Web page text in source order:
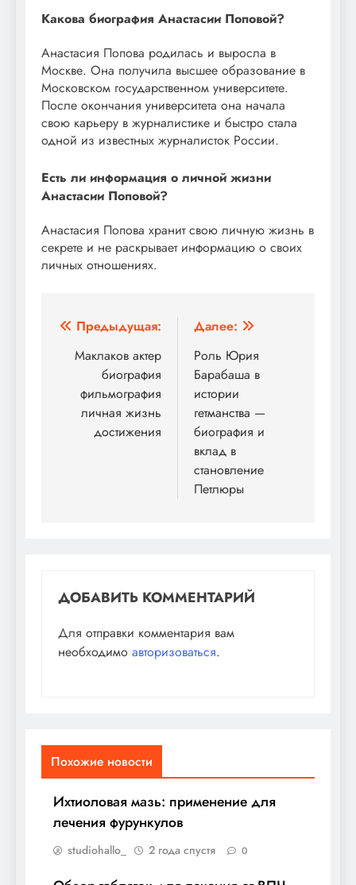
Какова биография Анастасии Поповой?
Анастасия Попова родилась и выросла в
Москве. Она получила высшее образование в
Московском государственном университете.
После окончания университета она начала
свою карьеру в журналистике и быстро стала
одной из известных журналисток России.
Есть ли информация о личной жизни
Анастасии Поповой?
Анастасия Попова хранит свою личную жизнь в
секрете и не раскрывает информацию о своих
личных отношениях.
Навигация
по
записям
Предыдущая:
Маклаков актер
биография
фильмография
личная жизнь
достижения
Далее:
Роль Юрия
Барабаша в
истории
гетманства —
биография и
вклад в
становление
Петлюры
ДОБАВИТЬ КОММЕНТАРИЙ
Для отправки комментария вам
необходимо авторизоваться.
Похожие новости
Ихтиоловая мазь: применение для
лечения фурункулов
studiohallo_ 2 года спустя 0